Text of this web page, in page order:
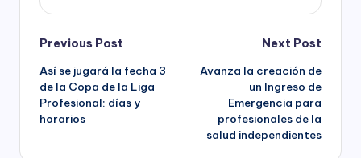
Post
navigation
Previous Post
Así se jugará la fecha 3
de la Copa de la Liga
Profesional: días y
horarios
Next Post
Avanza la creación de
un Ingreso de
Emergencia para
profesionales de la
salud independientes